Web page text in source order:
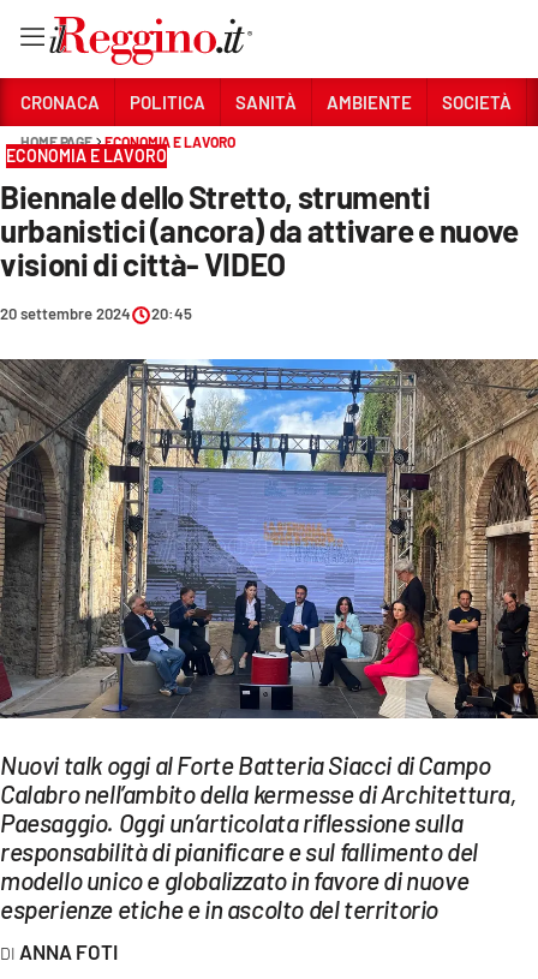
Sezioni
CRONACA
POLITICA
SANITÀ
AMBIENTE
SOCIETÀ
CULTURA
ECONOMIA E LAVORO
EVENTI
SPORT
Streaming
LAC NETWORK
LAC ONAIR
Network
LACPLAY.IT
CRONACA POLITICA SANITÀ AMBIENTE SOCIETÀ
HOME PAGE ECONOMIA E LAVORO
ECONOMIA E LAVORO
Biennale dello Stretto, strumenti
urbanistici (ancora) da attivare e nuove
visioni di città- VIDEO
20 settembre 2024 20:45
Nuovi talk oggi al Forte Batteria Siacci di Campo
Calabro nell’ambito della kermesse di Architettura,
Paesaggio. Oggi un’articolata riflessione sulla
responsabilità di pianificare e sul fallimento del
modello unico e globalizzato in favore di nuove
esperienze etiche e in ascolto del territorio
ANNA FOTI